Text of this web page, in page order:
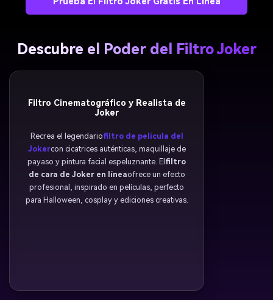
Descubre el Poder del Filtro Joker
Filtro Cinematográfico y Realista de
Joker
Recrea el legendariofiltro de película del
Jokercon cicatrices auténticas, maquillaje de
payaso y pintura facial espeluznante. El filtro
de cara de Joker en líneaofrece un efecto
profesional, inspirado en películas, perfecto
para Halloween, cosplay y ediciones creativas.